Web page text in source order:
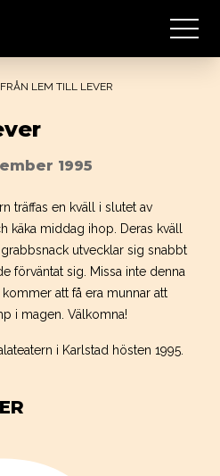
FRÅN LEM TILL LEVER
1995
träffas en kväll i slutet av
käka middag ihop. Deras kväll
utvecklar sig snabbt
förväntat sig. Missa inte denna
att få era munnar att
i magen. Välkomna!
i Karlstad hösten 1995.